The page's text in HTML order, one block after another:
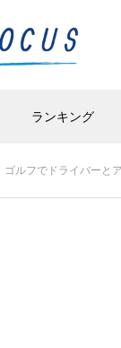
ランキング
ゴルフでドライバーと